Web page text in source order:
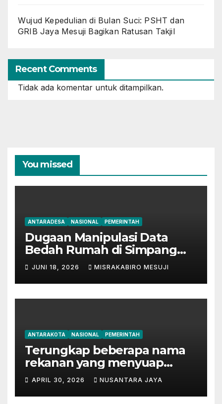
Wujud Kepedulian di Bulan Suci: PSHT dan
GRIB Jaya Mesuji Bagikan Ratusan Takjil
Recent Comments
Tidak ada komentar untuk ditampilkan.
You missed
ANTARADESA NASIONAL PEMERINTAH
Dugaan Manipulasi Data
Bedah Rumah di Simpang
Mesuji, Oknum Tak
Bertanggung Jawab
Disinyalir ‘Kondisikan’ Bansos
JUNI 18, 2026 MISRAKABIRO MESUJI
ANTARAKOTA NASIONAL PEMERINTAH
Terungkap beberapa nama
rekanan yang menyuap
mantan Bupati Lampung
Tengah
APRIL 30, 2026 NUSANTARA JAYA